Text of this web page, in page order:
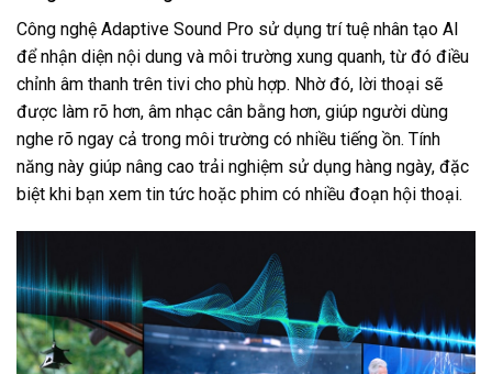
Công nghệ Adaptive Sound Pro sử dụng trí tuệ nhân tạo AI
để nhận diện nội dung và môi trường xung quanh, từ đó điều
chỉnh âm thanh trên tivi cho phù hợp. Nhờ đó, lời thoại sẽ
được làm rõ hơn, âm nhạc cân bằng hơn, giúp người dùng
nghe rõ ngay cả trong môi trường có nhiều tiếng ồn. Tính
năng này giúp nâng cao trải nghiệm sử dụng hàng ngày, đặc
biệt khi bạn xem tin tức hoặc phim có nhiều đoạn hội thoại.